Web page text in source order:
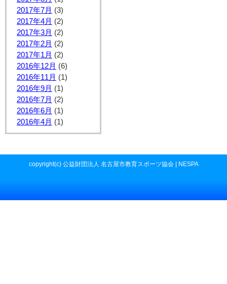
2017年7月 (3)
2017年4月 (2)
2017年3月 (2)
2017年2月 (2)
2017年1月 (2)
2016年12月 (6)
2016年11月 (1)
2016年9月 (1)
2016年7月 (2)
2016年6月 (1)
2016年4月 (1)
copyright(c) 公益財団法人 名古屋市教育スポーツ協会 | NESPA